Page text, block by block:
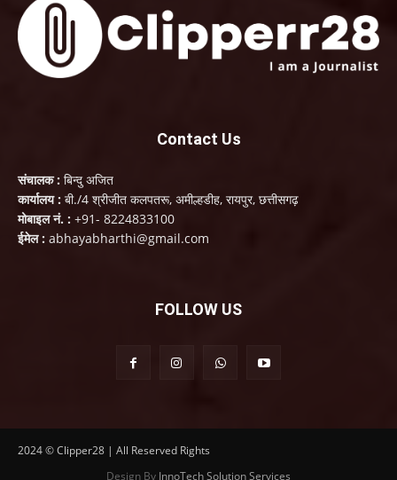
Contact Us
संचालक : बिन्दु अजित
कार्यालय : बी./4 श्रीजीत कलपतरू, अमील्हडीह, रायपुर, छत्तीसगढ़
मोबाइल नं. : +91- 8224833100
ईमेल : abhayabharthi@gmail.com
FOLLOW US
2024 © Clipper28 | All Reserved Rights
Design By InnoTech Solution Services